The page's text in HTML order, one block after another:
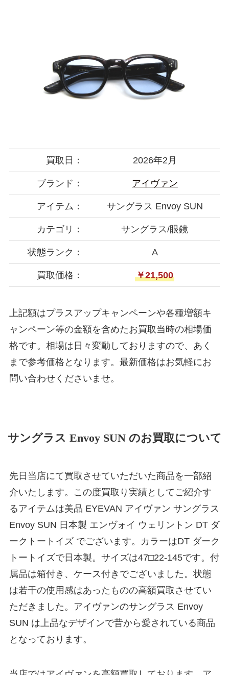
買取日： 2026年2月
ブランド： アイヴァン
アイテム： サングラス Envoy SUN
カテゴリ： サングラス/眼鏡
状態ランク： A
買取価格： ￥21,500
上記額はプラスアップキャンペーンや各種増額キ
ャンペーン等の金額を含めたお買取当時の相場価
格です。相場は日々変動しておりますので、あく
まで参考価格となります。最新価格はお気軽にお
問い合わせくださいませ。
サングラス Envoy SUN のお買取について
先日当店にて買取させていただいた商品を一部紹
介いたします。この度買取り実績としてご紹介す
るアイテムは美品 EYEVAN アイヴァン サングラス
Envoy SUN 日本製 エンヴォイ ウェリントン DT ダ
ークトートイズ でございます。カラーはDT ダーク
トートイズで日本製。サイズは47□22-145です。付
属品は箱付き、ケース付きでございました。状態
は若干の使用感はあったものの高額買取させてい
ただきました。アイヴァンのサングラス Envoy
SUN は上品なデザインで昔から愛されている商品
となっております。